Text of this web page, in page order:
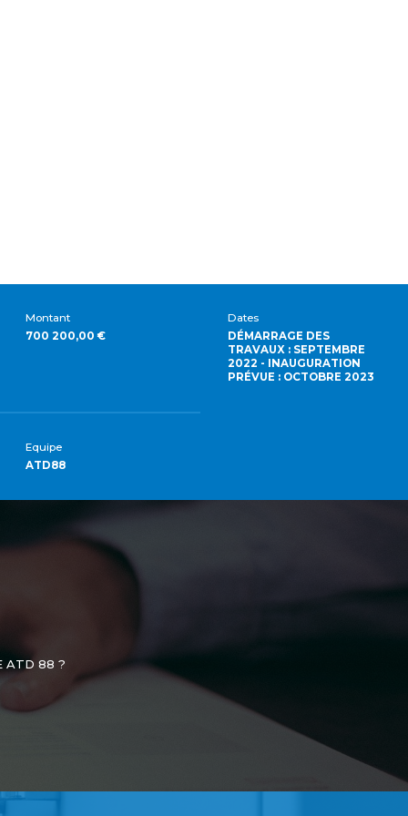
Montant
700 200,00 €
Dates
DÉMARRAGE DES
TRAVAUX : SEPTEMBRE
2022 - INAUGURATION
PRÉVUE : OCTOBRE 2023
Equipe
ATD88
ATD 88 ?